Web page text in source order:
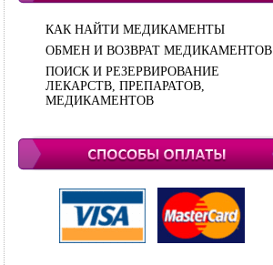
КАК НАЙТИ МЕДИКАМЕНТЫ
ОБМЕН И ВОЗВРАТ МЕДИКАМЕНТОВ
ПОИСК И РЕЗЕРВИРОВАНИЕ
ЛЕКАРСТВ, ПРЕПАРАТОВ,
МЕДИКАМЕНТОВ